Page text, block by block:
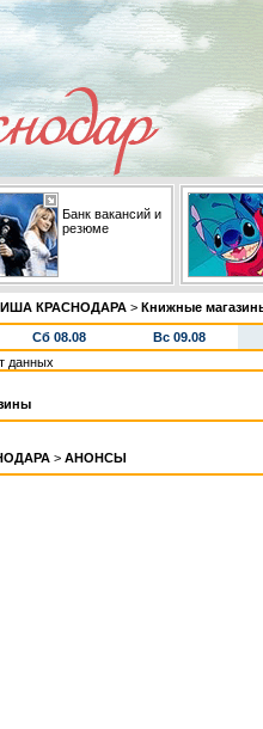
Банк вакансий и
резюме
КРАСНОДАРА > Книжные
Сб 08.08
Вс 09.08
данных
> АНОНСЫ